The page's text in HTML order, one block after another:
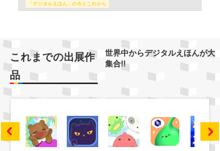
「デジタルえほん」の今とこれから
これまでの出展作
品
世界中からデジタルえほんが大
集合!!